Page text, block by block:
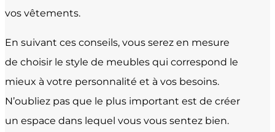
vos vêtements.
En suivant ces conseils, vous serez en mesure
de choisir le style de meubles qui correspond le
mieux à votre personnalité et à vos besoins.
N’oubliez pas que le plus important est de créer
un espace dans lequel vous vous sentez bien.